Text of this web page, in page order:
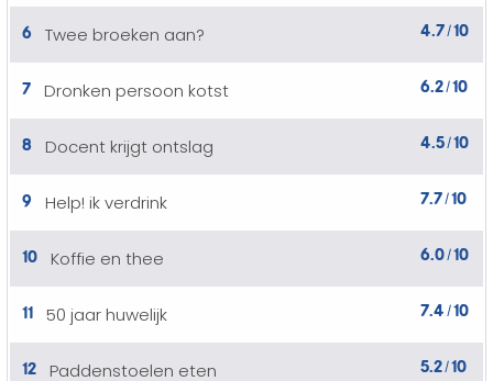
6 Twee broeken aan? 4.7/10
7 Dronken persoon kotst 6.2/10
8 Docent krijgt ontslag 4.5/10
9 Help! ik verdrink 7.7/10
10 Koffie en thee 6.0/10
11 50 jaar huwelijk 7.4 /10
12 Paddenstoelen eten 5.2/10